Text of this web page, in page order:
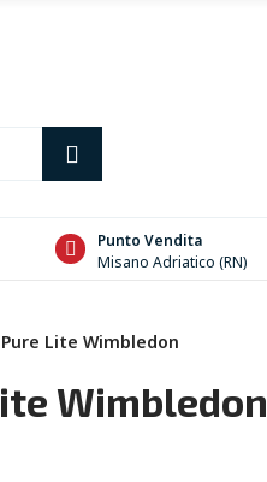
Punto Vendita
Misano Adriatico (RN)
Lite Wimbledon
Wimbledon